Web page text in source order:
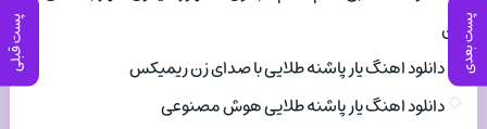
پست بعدی پست قبلی
زن
دانلود اهنگ یار پاشنه طلایی با صدای زن ریمیکس
دانلود اهنگ یار پاشنه طلایی هوش مصنوعی